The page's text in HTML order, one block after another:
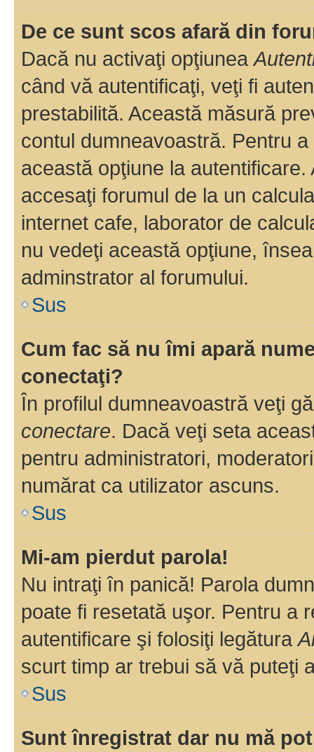
De ce sunt scos afară din
Dacă nu activaţi opţiunea
când vă autentificaţi, veţi fi
prestabilită. Această măsură
contul dumneavoastră. Pentru
această opţiune la
accesaţi forumul de la un
internet cafe, laborator de
nu vedeţi această opţiune,
adminstrator al forumului.
Sus
Cum fac să nu îmi apară
conectaţi?
În profilul dumneavoastră veţi
conectare. Dacă veţi seta
pentru administratori,
numărat ca utilizator ascuns.
Sus
Mi-am pierdut parola!
Nu intraţi în panică! Parola
poate fi resetată uşor. Pentru a
autentificare şi folosiţi legătura
scurt timp ar trebui să vă puteţi
Sus
Sunt înregistrat dar nu mă